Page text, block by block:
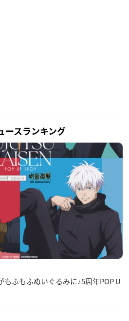
ースランキング
もふもふぬいぐるみに♪5周年POP U